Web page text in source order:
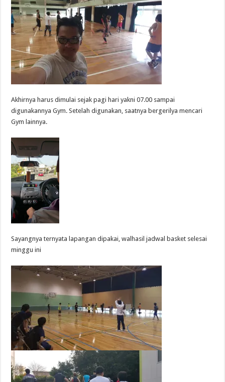
Akhirnya harus dimulai sejak pagi hari yakni 07.00 sampai
digunakannya Gym. Setelah digunakan, saatnya bergerilya mencari
Gym lainnya.
Sayangnya ternyata lapangan dipakai, walhasil jadwal basket selesai
minggu ini